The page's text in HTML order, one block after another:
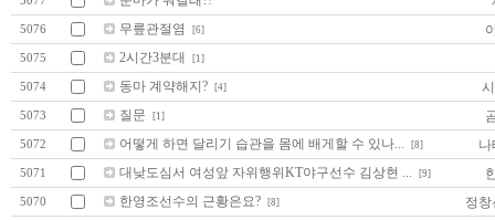
5076 무릎관절염 [6]
5075 2시간3분대 [1]
5074 동마 계약해지? [4]
5073 질문 [1]
5072 어떻게 하면 달리기 습관을 몸에 배게할 수 있나... [8] 나
5071 대낮도심서 여성앞 자위행위KT야구선수 김상현 ... [9]
5070 한영조선수의 근황은요? [8] 정